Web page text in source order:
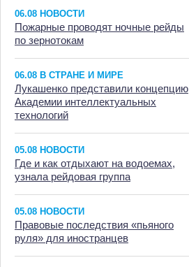
06.08 НОВОСТИ
Пожарные проводят ночные рейды
по зернотокам
06.08 В СТРАНЕ И МИРЕ
Лукашенко представили концепцию
Академии интеллектуальных
технологий
05.08 НОВОСТИ
Где и как отдыхают на водоемах,
узнала рейдовая группа
05.08 НОВОСТИ
Правовые последствия «пьяного
руля» для иностранцев